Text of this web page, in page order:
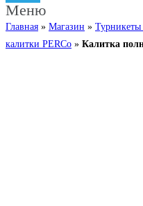
Меню
Главная » Магазин » Турникеты
калитки PERCo » Калитка